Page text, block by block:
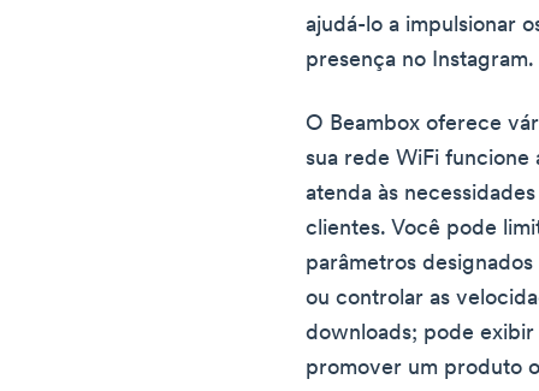
ajudá-lo a impulsionar
presença no Instagram.
O Beambox oferece
sua rede WiFi funcione
atenda às
clientes. Você pode
parâmetros
ou controlar as
downloads; pode
promover um produto